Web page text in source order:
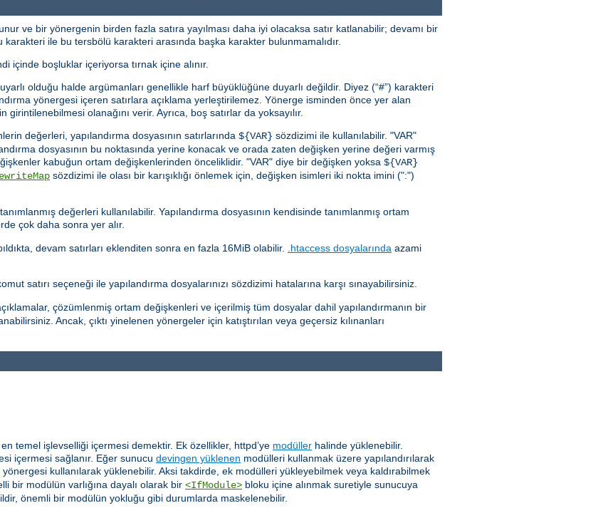
ve bir yönergenin birden fazla satıra yayılması daha iyi olacaksa satır katlanabilir; devamı bir
ile bu tersbölü karakteri arasında başka karakter bulunmamalıdır.
içinde boşluklar içeriyorsa tırnak içine alınır.
olduğu halde argümanları genellikle harf büyüklüğüne duyarlı değildir. Diyez (“#”) karakteri
yönergesi içeren satırlara açıklama yerleştirilemez. Yönerge isminden önce yer alan
olanağını verir. Ayrıca, boş satırlar da yoksayılır.
değerleri, yapılandırma dosyasının satırlarında ${VAR} sözdizimi ile kullanılabilir. "VAR"
dosyasının bu noktasında yerine konacak ve orada zaten değişken yerine değeri varmış
kabuğun ortam değişkenlerinden önceliklidir. "VAR" diye bir değişken yoksa ${VAR}
sözdizimi ile olası bir karışıklığı önlemek için, değişken isimleri iki nokta imini (":")
değerleri kullanılabilir. Yapılandırma dosyasının kendisinde tanımlanmış ortam
çok daha sonra yer alır.
devam satırları eklenditen sonra en fazla 16MiB olabilir. .htaccess dosyalarında azami
satırı seçeneği ile yapılandırma dosyalarınızı sözdizimi hatalarına karşı sınayabilirsiniz.
çözümlenmiş ortam değişkenleri ve içerilmiş tüm dosyalar dahil yapılandırmanın bir
Ancak, çıktı yinelenen yönergeler için katıştırılan veya geçersiz kılınanları
temel işlevselliği içermesi demektir. Ek özellikler, httpd’ye modüller halinde yüklenebilir.
içermesi sağlanır. Eğer sunucu devingen yüklenen modülleri kullanmak üzere yapılandırılarak
yönergesi kullanılarak yüklenebilir. Aksi takdirde, ek modülleri yükleyebilmek veya kaldırabilmek
bir modülün varlığına dayalı olarak bir <IfModule> bloku içine alınmak suretiyle sunucuya
önemli bir modülün yokluğu gibi durumlarda maskelenebilir.